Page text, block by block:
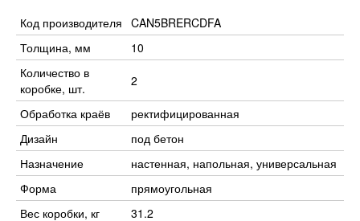
Код производителя CAN5BRERCDFA
Толщина, мм
10
Количество в
коробке, шт.
2
Обработка краёв
ректифицированная
Дизайн
под бетон
Назначение
настенная, напольная, универсальная
Форма
прямоугольная
Вес коробки, кг
31.2